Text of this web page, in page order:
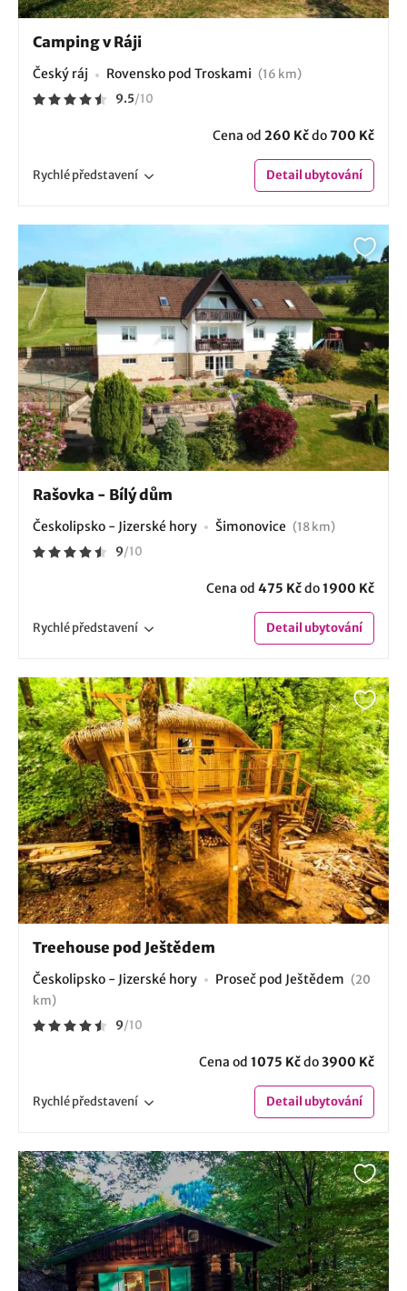
Camping v Ráji
Český ráj Rovensko pod Troskami (16 km)
9.5/10
Cena od 260 Kčdo700 Kč
Rychlépředstavení Detailubytování
Rašovka - Bílý dům
Českolipsko - Jizerské hory Šimonovice (18 km)
9/10
Cena od 475 Kčdo1900 Kč
Rychlépředstavení Detailubytování
Treehouse pod Ještědem
Českolipsko - Jizerské hory Proseč pod Ještědem (20
km)
9/10
Cena od 1075 Kčdo3900 Kč
Rychlépředstavení Detailubytování